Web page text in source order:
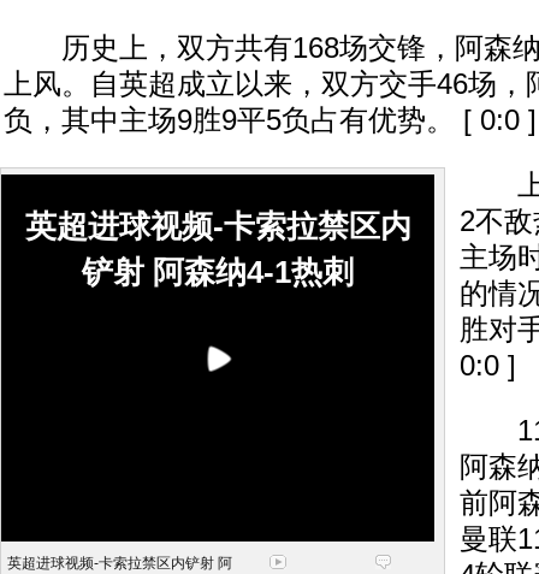
历史上，双方共有168场交锋，阿森纳
上风。自英超成立以来，双方交手46场
负，其中主场9胜9平5负占有优势。 [ 0:0 ]
英超进球视频-卡索拉禁区内
铲射 阿森纳4-1热刺
英超进球视频-卡索拉禁区内铲射 阿
上
2不
主场
的情
胜对
0:0 ]
11
阿森
前阿
曼联